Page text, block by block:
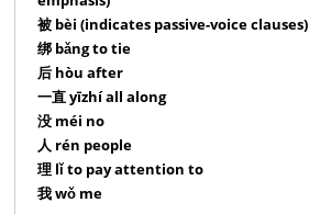
被 bèi (indicates passive-voice clauses)
绑 bǎng to tie
后 hòu after
一直 yīzhí all along
没 méi no
人 rén people
理 lǐ to pay attention to
我 wǒ me